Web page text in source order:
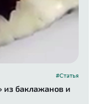
#Статья
баклажанов и